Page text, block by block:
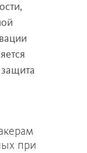
при